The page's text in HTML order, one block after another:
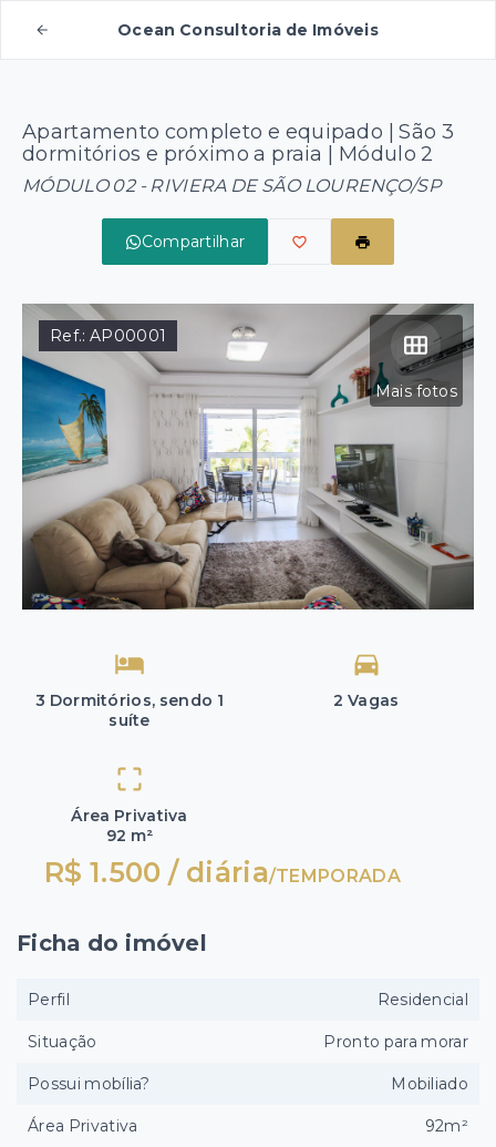
Ocean Consultoria de Imóveis
Apartamento completo e equipado | São 3
dormitórios e próximo a praia | Módulo 2
MÓDULO 02 - RIVIERA DE SÃO LOURENÇO/SP
Compartilhar
Mais fotos
Ref.:AP00001
3 Dormitórios, sendo 1
suíte
2 Vagas
Área Privativa
92 m²
R$ 1.500 / diária/TEMPORADA
Ficha do imóvel
Perfil Residencial
Situação Pronto para morar
Possui mobília? Mobiliado
Área Privativa 92m²